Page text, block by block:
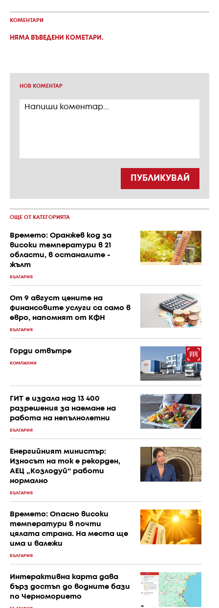
КОМЕНТАРИ
НЯМА ВЪВЕДЕНИ КОМЕТАРИ.
НОВ КОМЕНТАР
ПУБЛИКУВАЙ
ОЩЕ ОТ КАТЕГОРИЯТА
Времето: Оранжев код за
високи температури в 21
области, в останалите -
жълт
БЪЛГАРИЯ
От 9 август цените на
финансовите услуги са само в
евро, напомнят от КФН
БЪЛГАРИЯ
Горди отвътре
КОМПАНИИ
ГИТ е издала над 13 400
разрешения за наемане на
работа на непълнолетни
БЪЛГАРИЯ
Енергийният министър:
Износът на ток е рекорден,
АЕЦ „Козлодуй“ работи
нормално
БЪЛГАРИЯ
Времето: Опасно високи
температури в почти
цялата страна. На места ще
има и валежи
БЪЛГАРИЯ
Интерактивна карта дава
бърз достъп до водните бази
по Черноморието